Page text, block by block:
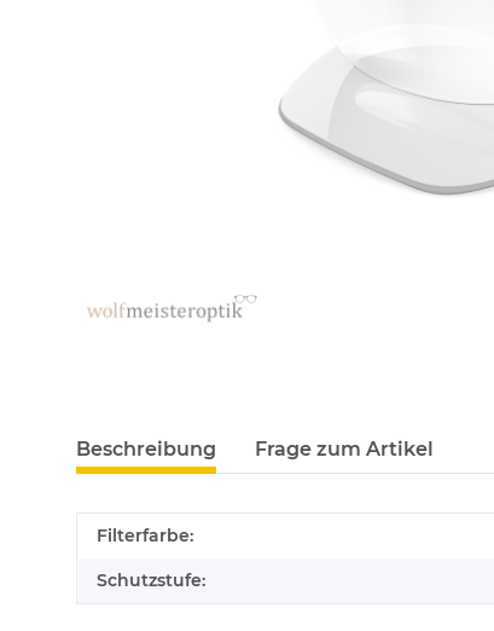
Beschreibung Frage zum Artikel
Filterfarbe:
Schutzstufe: